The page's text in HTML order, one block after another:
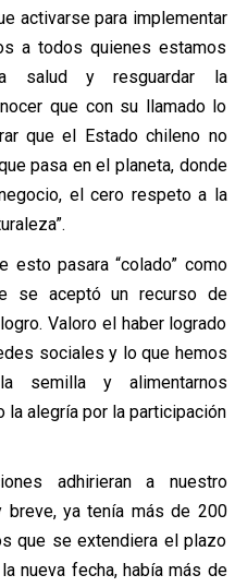
activarse para implementar
a todos quienes estamos
salud y resguardar la
que con su llamado lo
que el Estado chileno no
pasa en el planeta, donde
el cero respeto a la
esto pasara “colado” como
se aceptó un recurso de
Valoro el haber logrado
sociales y lo que hemos
semilla y alimentarnos
la alegría por la participación
adhirieran a nuestro
breve, ya tenía más de 200
que se extendiera el plazo
nueva fecha, había más de